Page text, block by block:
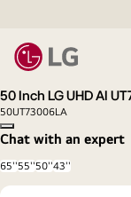
50 Inch LG UHD AI
50UT73006LA
Copy model name
Chat with an expert
65''55''50''43''